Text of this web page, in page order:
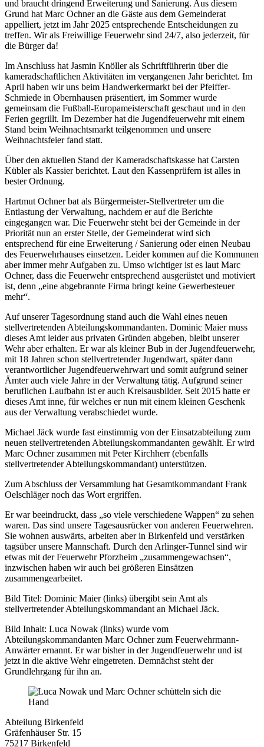
und braucht dringend Erweiterung und Sanierung. Aus diesem
Grund hat Marc Ochner an die Gäste aus dem Gemeinderat
appelliert, jetzt im Jahr 2025 entsprechende Entscheidungen zu
treffen. Wir als Freiwillige Feuerwehr sind 24/7, also jederzeit, für
die Bürger da!
Im Anschluss hat Jasmin Knöller als Schriftführerin über die
kameradschaftlichen Aktivitäten im vergangenen Jahr berichtet. Im
April haben wir uns beim Handwerkermarkt bei der Pfeiffer-
Schmiede in Obernhausen präsentiert, im Sommer wurde
gemeinsam die Fußball-Europameisterschaft geschaut und in den
Ferien gegrillt. Im Dezember hat die Jugendfeuerwehr mit einem
Stand beim Weihnachtsmarkt teilgenommen und unsere
Weihnachtsfeier fand statt.
Über den aktuellen Stand der Kameradschaftskasse hat Carsten
Kübler als Kassier berichtet. Laut den Kassenprüfern ist alles in
bester Ordnung.
Hartmut Ochner bat als Bürgermeister-Stellvertreter um die
Entlastung der Verwaltung, nachdem er auf die Berichte
eingegangen war. Die Feuerwehr steht bei der Gemeinde in der
Priorität nun an erster Stelle, der Gemeinderat wird sich
entsprechend für eine Erweiterung / Sanierung oder einen Neubau
des Feuerwehrhauses einsetzen. Leider kommen auf die Kommunen
aber immer mehr Aufgaben zu. Umso wichtiger ist es laut Marc
Ochner, dass die Feuerwehr entsprechend ausgerüstet und motiviert
ist, denn „eine abgebrannte Firma bringt keine Gewerbesteuer
mehr“.
Auf unserer Tagesordnung stand auch die Wahl eines neuen
stellvertretenden Abteilungskommandanten. Dominic Maier muss
dieses Amt leider aus privaten Gründen abgeben, bleibt unserer
Wehr aber erhalten. Er war als kleiner Bub in der Jugendfeuerwehr,
mit 18 Jahren schon stellvertretender Jugendwart, später dann
verantwortlicher Jugendfeuerwehrwart und somit aufgrund seiner
Ämter auch viele Jahre in der Verwaltung tätig. Aufgrund seiner
beruflichen Laufbahn ist er auch Kreisausbilder. Seit 2015 hatte er
dieses Amt inne, für welches er nun mit einem kleinen Geschenk
aus der Verwaltung verabschiedet wurde.
Michael Jäck wurde fast einstimmig von der Einsatzabteilung zum
neuen stellvertretenden Abteilungskommandanten gewählt. Er wird
Marc Ochner zusammen mit Peter Kirchherr (ebenfalls
stellvertretender Abteilungskommandant) unterstützen.
Zum Abschluss der Versammlung hat Gesamtkommandant Frank
Oelschläger noch das Wort ergriffen.
Er war beeindruckt, dass „so viele verschiedene Wappen“ zu sehen
waren. Das sind unsere Tagesausrücker von anderen Feuerwehren.
Sie wohnen auswärts, arbeiten aber in Birkenfeld und verstärken
tagsüber unsere Mannschaft. Durch den Arlinger-Tunnel sind wir
etwas mit der Feuerwehr Pforzheim „zusammengewachsen“,
inzwischen haben wir auch bei größeren Einsätzen
zusammengearbeitet.
Bild Titel: Dominic Maier (links) übergibt sein Amt als
stellvertretender Abteilungskommandant an Michael Jäck.
Bild Inhalt: Luca Nowak (links) wurde vom
Abteilungskommandanten Marc Ochner zum Feuerwehrmann-
Anwärter ernannt. Er war bisher in der Jugendfeuerwehr und ist
jetzt in die aktive Wehr eingetreten. Demnächst steht der
Grundlehrgang für ihn an.
Abteilung Birkenfeld
Gräfenhäuser Str. 15
75217 Birkenfeld